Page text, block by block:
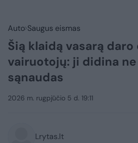
Auto Saugus eismas
Šią klaidą vasarą daro
vairuotojų: ji didina
sąnaudas
2026 m. rugpjūčio 5 d. 19:11
Lrytas.lt